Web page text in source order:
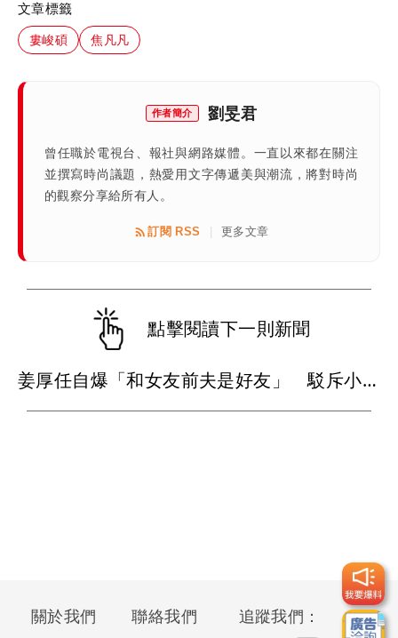
文章標籤
婁峻碩 焦凡凡
作者簡介 劉旻君
曾任職於電視台、報社與網路媒體。一直以來都在關注
並撰寫時尚議題，熱愛用文字傳遞美與潮流，將對時尚
的觀察分享給所有人。
訂閱 RSS 更多文章
點擊閱讀下一則新聞
姜厚任自爆「和女友前夫是好友」 駁斥小三傳言：你在講三小？
關於我們 聯絡我們 追蹤我們：